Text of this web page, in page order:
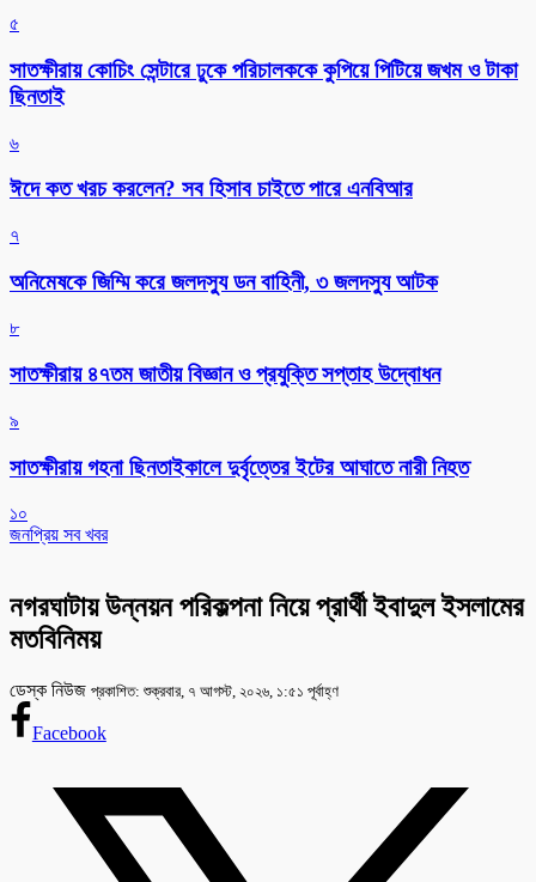
৫
সাতক্ষীরায় কোচিং সেন্টারে ঢুকে পরিচালককে কুপিয়ে পিটিয়ে জখম ও টাকা
ছিনতাই
৬
ঈদে কত খরচ করলেন? সব হিসাব চাইতে পারে এনবিআর
৭
অনিমেষকে জিম্মি করে জলদস্যু ডন বাহিনী, ৩ জলদস্যু আটক
৮
সাতক্ষীরায় ৪৭তম জাতীয় বিজ্ঞান ও প্রযুক্তি সপ্তাহ উদ্বোধন
৯
সাতক্ষীরায় গহনা ছিনতাইকালে দুর্বৃত্তের ইটের আঘাতে নারী নিহত
১০
জনপ্রিয় সব খবর
নগরঘাটায় উন্নয়ন পরিকল্পনা নিয়ে প্রার্থী ইবাদুল ইসলামের
মতবিনিময়
ডেস্ক নিউজ প্রকাশিত: শুক্রবার, ৭ আগস্ট, ২০২৬, ১:৫১ পূর্বাহ্ণ
Facebook